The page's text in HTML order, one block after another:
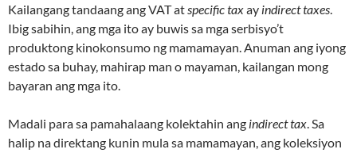
Kailangang tandaang ang VAT atspecific taxay indirect taxes.
Ibig sabihin, ang mga ito ay buwis sa mga serbisyo’t
produktong kinokonsumo ng mamamayan. Anuman ang iyong
estado sa buhay, mahirap man o mayaman, kailangan mong
bayaran ang mga ito.
Madali para sa pamahalaang kolektahin ang indirect tax. Sa
halip na direktang kunin mula sa mamamayan, ang koleksiyon